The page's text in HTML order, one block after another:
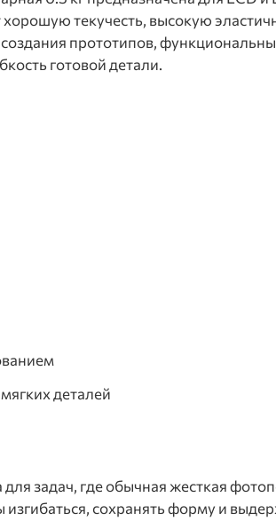
текучесть, высокую
прототипов,
готовой детали.
деталей
задач, где обычная жесткая
сохранять форму и